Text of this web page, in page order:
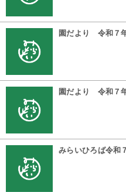
園だより 令和７
園だより 令和７
みらいひろば令和